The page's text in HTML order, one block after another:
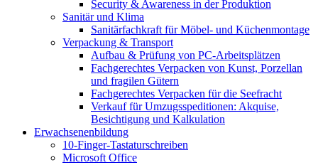
Security & Awareness in der Produktion
Sanitär und Klima
Sanitärfachkraft für Möbel- und Küchenmontage
Verpackung & Transport
Aufbau & Prüfung von PC-Arbeitsplätzen
Fachgerechtes Verpacken von Kunst, Porzellan
und fragilen Gütern
Fachgerechtes Verpacken für die Seefracht
Verkauf für Umzugsspeditionen: Akquise,
Besichtigung und Kalkulation
Erwachsenenbildung
10-Finger-Tastaturschreiben
Microsoft Office